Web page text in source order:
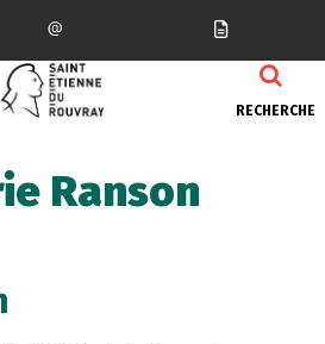
RECHERCHE
Ranson